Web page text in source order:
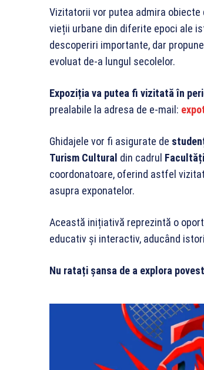
Vizitatorii vor putea admira
vieții urbane din diferite epoci ale
descoperiri importante, dar
evoluat de-a lungul secolelor.
Expoziția va putea fi vizitată în
prealabile la adresa de e-mail:
Ghidajele vor fi asigurate de
Turism Cultural din cadrul
coordonatoare, oferind astfel
asupra exponatelor.
Această inițiativă reprezintă o
educativ și interactiv, aducând
Nu ratați șansa de a explora